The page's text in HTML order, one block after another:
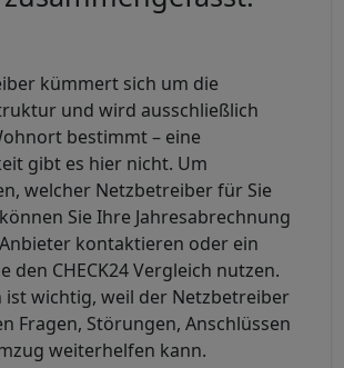
kümmert sich um die
und wird ausschließlich
bestimmt – eine
gibt es hier nicht. Um
welcher Netzbetreiber für Sie
Sie Ihre Jahresabrechnung
kontaktieren oder ein
den CHECK24 Vergleich nutzen.
ist wichtig, weil der Netzbetreiber
Fragen, Störungen, Anschlüssen
weiterhelfen kann.